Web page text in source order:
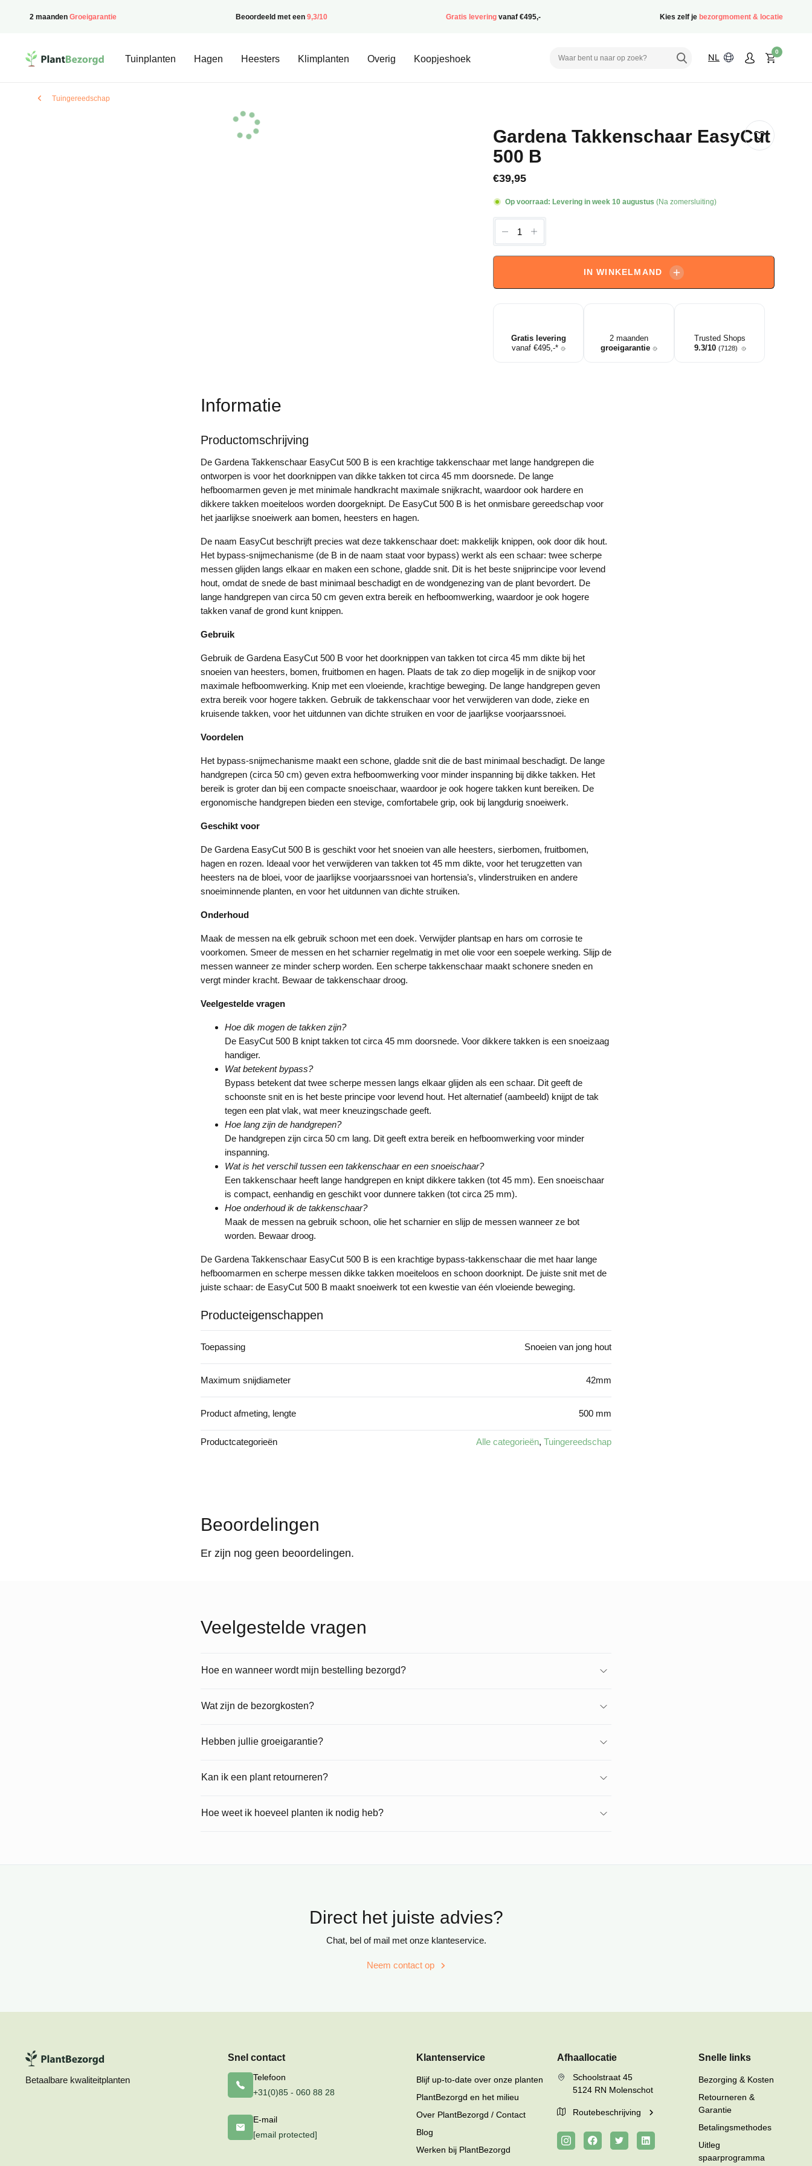
2 maanden Groeigarantie Beoordeeld met een 9,3/10 Gratis levering vanaf €495,- Kies zelf je bezorgmoment & locatie
PlantBezorgd
Tuinplanten Hagen Heesters Klimplanten Overig Koopjeshoek NL
0
Tuingereedschap
Gardena Takkenschaar EasyCut
500 B
€39,95
Op voorraad: Levering in week 10 augustus (Na zomersluiting)
Gardena
Takkenschaar
500
IN WINKELMAND
Gratis levering
vanaf €495,-*
2 maanden
groeigarantie
Trusted Shops
9.3/10 (7128)
Informatie
Productomschrijving
De Gardena Takkenschaar EasyCut 500 B is een krachtige takkenschaar met lange handgrepen die
ontworpen is voor het doorknippen van dikke takken tot circa 45 mm doorsnede. De lange
hefboomarmen geven je met minimale handkracht maximale snijkracht, waardoor ook hardere en
dikkere takken moeiteloos worden doorgeknipt. De EasyCut 500 B is het onmisbare gereedschap voor
het jaarlijkse snoeiwerk aan bomen, heesters en hagen.
De naam EasyCut beschrijft precies wat deze takkenschaar doet: makkelijk knippen, ook door dik hout.
Het bypass-snijmechanisme (de B in de naam staat voor bypass) werkt als een schaar: twee scherpe
messen glijden langs elkaar en maken een schone, gladde snit. Dit is het beste snijprincipe voor levend
hout, omdat de snede de bast minimaal beschadigt en de wondgenezing van de plant bevordert. De
lange handgrepen van circa 50 cm geven extra bereik en hefboomwerking, waardoor je ook hogere
takken vanaf de grond kunt knippen.
Gebruik
Gebruik de Gardena EasyCut 500 B voor het doorknippen van takken tot circa 45 mm dikte bij het
snoeien van heesters, bomen, fruitbomen en hagen. Plaats de tak zo diep mogelijk in de snijkop voor
maximale hefboomwerking. Knip met een vloeiende, krachtige beweging. De lange handgrepen geven
extra bereik voor hogere takken. Gebruik de takkenschaar voor het verwijderen van dode, zieke en
kruisende takken, voor het uitdunnen van dichte struiken en voor de jaarlijkse voorjaarssnoei.
Voordelen
Het bypass-snijmechanisme maakt een schone, gladde snit die de bast minimaal beschadigt. De lange
handgrepen (circa 50 cm) geven extra hefboomwerking voor minder inspanning bij dikke takken. Het
bereik is groter dan bij een compacte snoeischaar, waardoor je ook hogere takken kunt bereiken. De
ergonomische handgrepen bieden een stevige, comfortabele grip, ook bij langdurig snoeiwerk.
Geschikt voor
De Gardena EasyCut 500 B is geschikt voor het snoeien van alle heesters, sierbomen, fruitbomen,
hagen en rozen. Ideaal voor het verwijderen van takken tot 45 mm dikte, voor het terugzetten van
heesters na de bloei, voor de jaarlijkse voorjaarssnoei van hortensia’s, vlinderstruiken en andere
snoeiminnende planten, en voor het uitdunnen van dichte struiken.
Onderhoud
Maak de messen na elk gebruik schoon met een doek. Verwijder plantsap en hars om corrosie te
voorkomen. Smeer de messen en het scharnier regelmatig in met olie voor een soepele werking. Slijp de
messen wanneer ze minder scherp worden. Een scherpe takkenschaar maakt schonere sneden en
vergt minder kracht. Bewaar de takkenschaar droog.
Veelgestelde vragen
Hoe dik mogen de takken zijn?
De EasyCut 500 B knipt takken tot circa 45 mm doorsnede. Voor dikkere takken is een snoeizaag
handiger.
Wat betekent bypass?
Bypass betekent dat twee scherpe messen langs elkaar glijden als een schaar. Dit geeft de
schoonste snit en is het beste principe voor levend hout. Het alternatief (aambeeld) knijpt de tak
tegen een plat vlak, wat meer kneuzingschade geeft.
Hoe lang zijn de handgrepen?
De handgrepen zijn circa 50 cm lang. Dit geeft extra bereik en hefboomwerking voor minder
inspanning.
Wat is het verschil tussen een takkenschaar en een snoeischaar?
Een takkenschaar heeft lange handgrepen en knipt dikkere takken (tot 45 mm). Een snoeischaar
is compact, eenhandig en geschikt voor dunnere takken (tot circa 25 mm).
Hoe onderhoud ik de takkenschaar?
Maak de messen na gebruik schoon, olie het scharnier en slijp de messen wanneer ze bot
worden. Bewaar droog.
De Gardena Takkenschaar EasyCut 500 B is een krachtige bypass-takkenschaar die met haar lange
hefboomarmen en scherpe messen dikke takken moeiteloos en schoon doorknipt. De juiste snit met de
juiste schaar: de EasyCut 500 B maakt snoeiwerk tot een kwestie van één vloeiende beweging.
Producteigenschappen
Toepassing Snoeien van jong hout
Maximum snijdiameter 42mm
Product afmeting, lengte 500 mm
Productcategorieën Alle categorieën, Tuingereedschap
Beoordelingen
Er zijn nog geen beoordelingen.
Veelgestelde vragen
Hoe en wanneer wordt mijn bestelling bezorgd?
Wat zijn de bezorgkosten?
Hebben jullie groeigarantie?
Kan ik een plant retourneren?
Hoe weet ik hoeveel planten ik nodig heb?
Direct het juiste advies?
Chat, bel of mail met onze klanteservice.
Neem contact op
Betaalbare kwaliteitplanten
Snel contact
Telefoon
+31(0)85 - 060 88 28
E-mail
[email protected]
Afhaallocatie
Schoolstraat 45
5124 RN Molenschot
Routebeschrijving
Klantenservice
Blijf up-to-date over onze planten
PlantBezorgd en het milieu
Over PlantBezorgd / Contact
Blog
Werken bij PlantBezorgd
Snelle links
Bezorging & Kosten
Retourneren &
Garantie
Betalingsmethodes
Uitleg
spaarprogramma